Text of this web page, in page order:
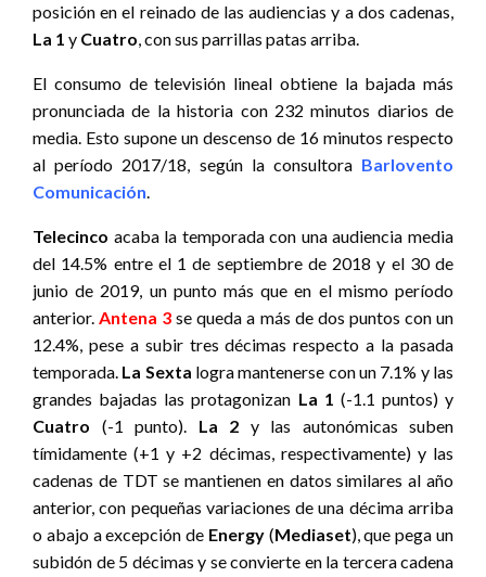
posición en el reinado de las audiencias y a dos cadenas,
La 1 y Cuatro, con sus parrillas patas arriba.
El consumo de televisión lineal obtiene la bajada más
pronunciada de la historia con 232 minutos diarios de
media. Esto supone un descenso de 16 minutos respecto
al período 2017/18, según la consultora Barlovento
Comunicación.
Telecinco acaba la temporada con una audiencia media
del 14.5% entre el 1 de septiembre de 2018 y el 30 de
junio de 2019, un punto más que en el mismo período
anterior.Antena 3 se queda a más de dos puntos con un
12.4%, pese a subir tres décimas respecto a la pasada
temporada. La Sexta logra mantenerse con un 7.1% y las
grandes bajadas las protagonizan La 1 (-1.1 puntos) y
Cuatro (-1 punto). La 2 y las autonómicas suben
tímidamente (+1 y +2 décimas, respectivamente) y las
cadenas de TDT se mantienen en datos similares al año
anterior, con pequeñas variaciones de una décima arriba
o abajo a excepción de Energy(Mediaset), que pega un
subidón de 5 décimas y se convierte en la tercera cadena